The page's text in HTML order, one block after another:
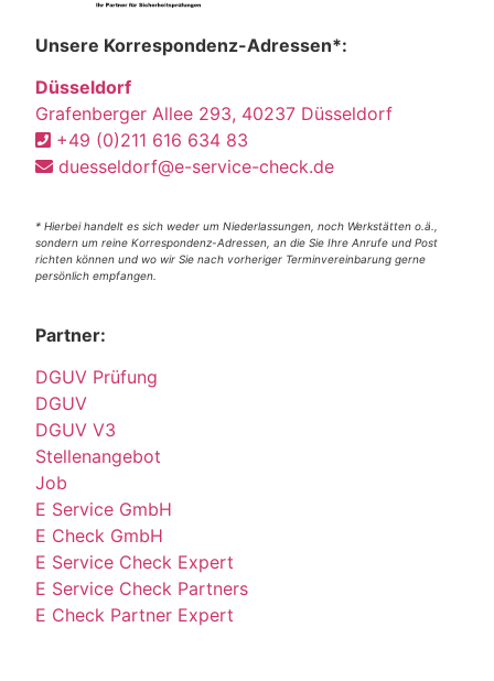
Unsere Korrespondenz-Adressen*:
Düsseldorf
Grafenberger Allee 293, 40237 Düsseldorf
+49 (0)211 616 634 83
duesseldorf@e-service-check.de
* Hierbei handelt es sich weder um Niederlassungen, noch Werkstätten o.ä.,
sondern um reine Korrespondenz-Adressen, an die Sie Ihre Anrufe und Post
richten können und wo wir Sie nach vorheriger Terminvereinbarung gerne
persönlich empfangen.
Partner:
DGUV Prüfung
DGUV
DGUV V3
Stellenangebot
Job
E Service GmbH
E Check GmbH
E Service Check Expert
E Service Check Partners
E Check Partner Expert